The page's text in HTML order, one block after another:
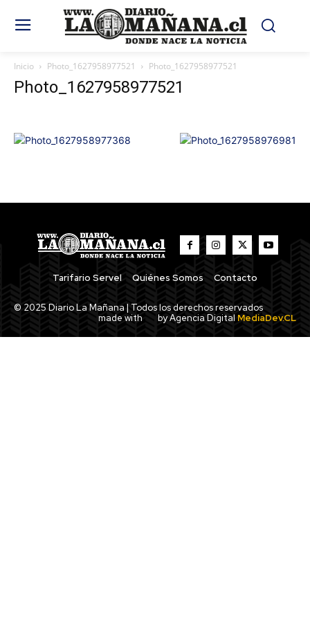
Inicio Photo_1627958977521 Photo_1627958977521
Photo_1627958977521
Tarifario Servel Quiénes Somos Contacto
© 2025 Diario La Mañana | Todos los derechos reservados
made with
by Agencia Digital MediaDev.CL